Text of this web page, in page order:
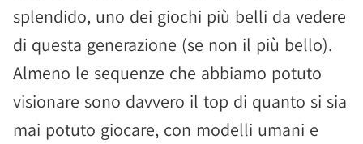
splendido, uno dei giochi più belli da vedere
di questa generazione (se non il più bello).
Almeno le sequenze che abbiamo potuto
visionare sono davvero il top di quanto si sia
mai potuto giocare, con modelli umani e